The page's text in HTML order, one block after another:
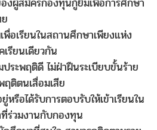
พื่อเรียนในสถานศึกษาเพียงแห่ง
เรียนเดียวกัน
ระพฤติดี ไม่ฝ่าฝืนระเบียบขั้นร้าย
ฤติตนเสื่อมเสีย
หรือได้รับการตอบรับให้เข้าเรียนใน
ร่วมงานกับกองทุน